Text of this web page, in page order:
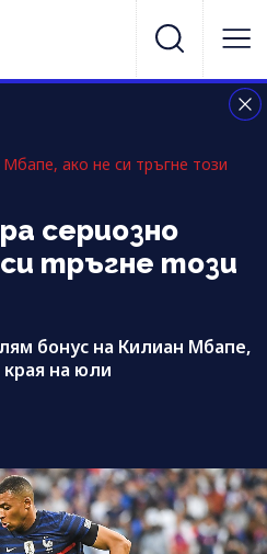
ако не си тръгне този
сериозно
тръгне този
бонус на Килиан Мбапе,
края на юли